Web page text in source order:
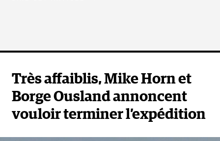
Très affaiblis, Mike Horn et
Borge Ousland annoncent
vouloir terminer l’expédition